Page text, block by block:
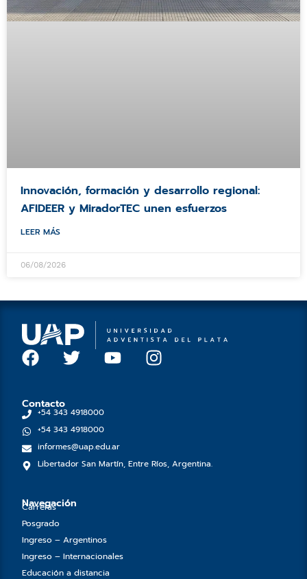
Innovación, formación y desarrollo regional:
AFIDEER y MiradorTEC unen esfuerzos
LEER MÁS
06/08/2026
F
a
e
b
o
o
T
w
t
t
e
r
Y
b
e
I
n
r
Contacto
+54 343 4918000
+54 343 4918000
informes@uap.edu.ar
Libertador San Martín, Entre Ríos, Argentina.
Navegación
Carreras
Posgrado
Ingreso – Argentinos
Ingreso – Internacionales
Educación a distancia